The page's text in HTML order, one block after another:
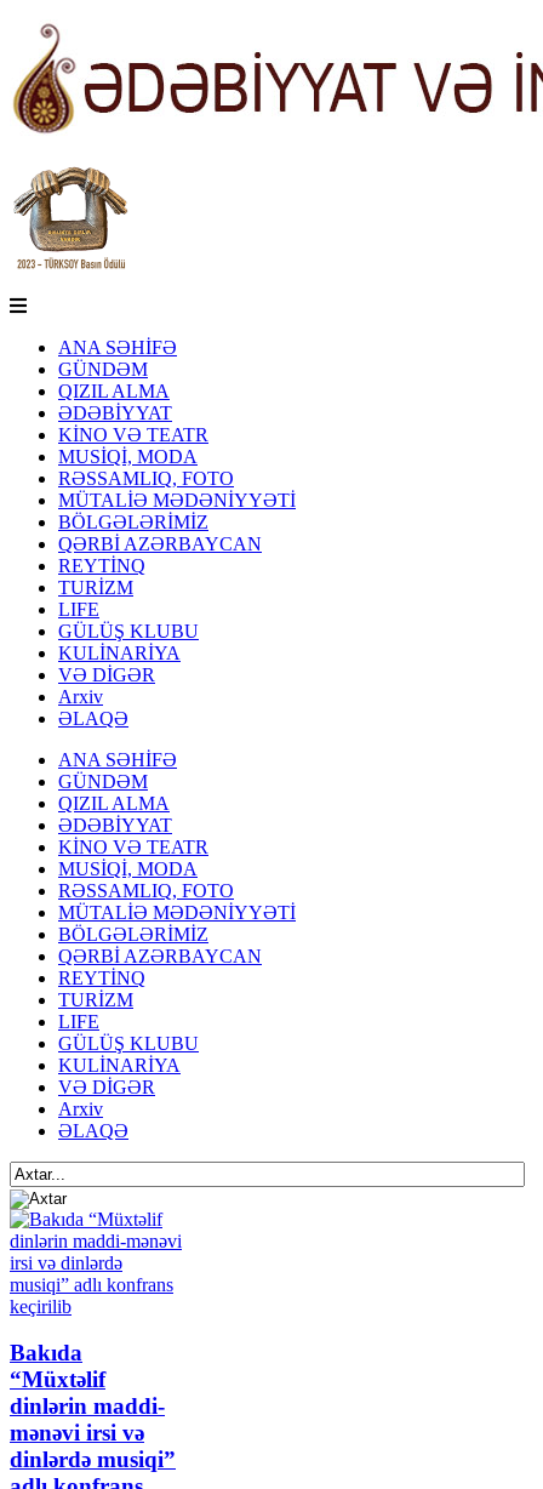
ANA SƏHİFƏ
GÜNDƏM
QIZIL ALMA
ƏDƏBİYYAT
KİNO VƏ TEATR
MUSİQİ, MODA
RƏSSAMLIQ, FOTO
MÜTALİƏ MƏDƏNİYYƏTİ
BÖLGƏLƏRİMİZ
QƏRBİ AZƏRBAYCAN
REYTİNQ
TURİZM
LIFE
GÜLÜŞ KLUBU
KULİNARİYA
VƏ DİGƏR
Arxiv
ƏLAQƏ
ANA SƏHİFƏ
GÜNDƏM
QIZIL ALMA
ƏDƏBİYYAT
KİNO VƏ TEATR
MUSİQİ, MODA
RƏSSAMLIQ, FOTO
MÜTALİƏ MƏDƏNİYYƏTİ
BÖLGƏLƏRİMİZ
QƏRBİ AZƏRBAYCAN
REYTİNQ
TURİZM
LIFE
GÜLÜŞ KLUBU
KULİNARİYA
VƏ DİGƏR
Arxiv
ƏLAQƏ
Bakıda
“Müxtəlif
dinlərin maddi-
mənəvi irsi və
dinlərdə musiqi”